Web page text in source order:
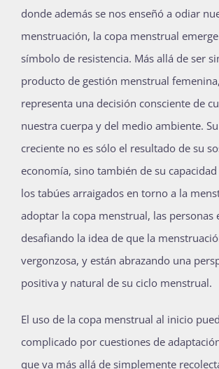
donde además se nos enseñó a odiar
menstruación, la copa menstrual
símbolo de resistencia. Más allá de ser
producto de gestión menstrual
representa una decisión consciente de
nuestra cuerpa y del medio ambiente.
creciente no es sólo el resultado de su
economía, sino también de su
los tabúes arraigados en torno a la
adoptar la copa menstrual, las personas
desafiando la idea de que la
vergonzosa, y están abrazando una
positiva y natural de su ciclo menstrual.
El uso de la copa menstrual al inicio
complicado por cuestiones de
que va más allá de simplemente